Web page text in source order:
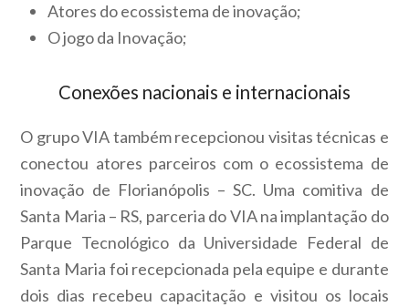
Atores do ecossistema de inovação;
O jogo da Inovação;
Conexões nacionais e internacionais
O grupo VIA também recepcionou visitas técnicas e
conectou atores parceiros com o ecossistema de
inovação de Florianópolis – SC. Uma comitiva de
Santa Maria – RS, parceria do VIA na implantação do
Parque Tecnológico da Universidade Federal de
Santa Maria foi recepcionada pela equipe e durante
dois dias recebeu capacitação e visitou os locais